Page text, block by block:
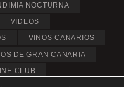
NOCTURNA
VIDEOS
VINOS CANARIOS
DE GRAN CANARIA
CLUB